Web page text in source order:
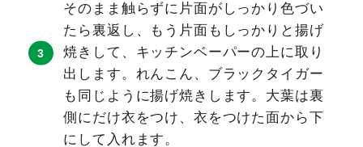
そのまま触らずに片面がしっかり色づい
たら裏返し、もう片面もしっかりと揚げ
焼きして、キッチンベーパーの上に取り
出します。れんこん、ブラックタイガー
も同じように揚げ焼きします。大葉は裏
側にだけ衣をつけ、衣をつけた面から下
にして入れます。